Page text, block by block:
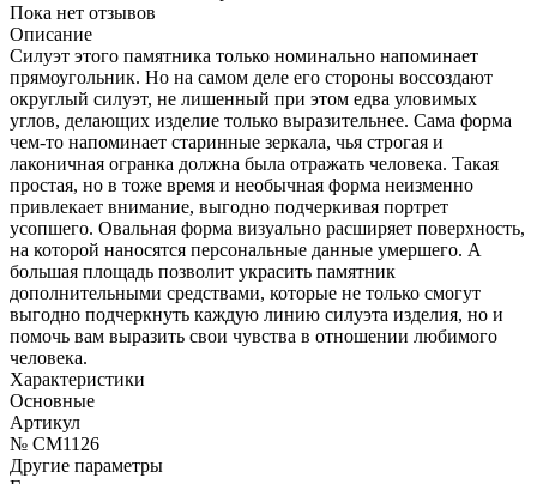
Пока нет отзывов
Описание
Силуэт этого памятника только номинально напоминает
прямоугольник. Но на самом деле его стороны воссоздают
округлый силуэт, не лишенный при этом едва уловимых
углов, делающих изделие только выразительнее. Сама форма
чем-то напоминает старинные зеркала, чья строгая и
лаконичная огранка должна была отражать человека. Такая
простая, но в тоже время и необычная форма неизменно
привлекает внимание, выгодно подчеркивая портрет
усопшего. Овальная форма визуально расширяет поверхность,
на которой наносятся персональные данные умершего. А
большая площадь позволит украсить памятник
дополнительными средствами, которые не только смогут
выгодно подчеркнуть каждую линию силуэта изделия, но и
помочь вам выразить свои чувства в отношении любимого
человека.
Характеристики
Основные
Артикул
№ CM1126
Другие параметры